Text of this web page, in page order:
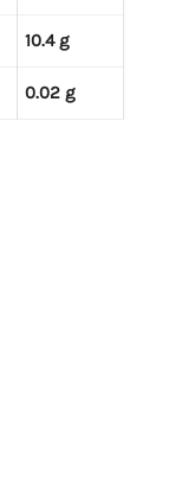
10.4 g
0.02 g